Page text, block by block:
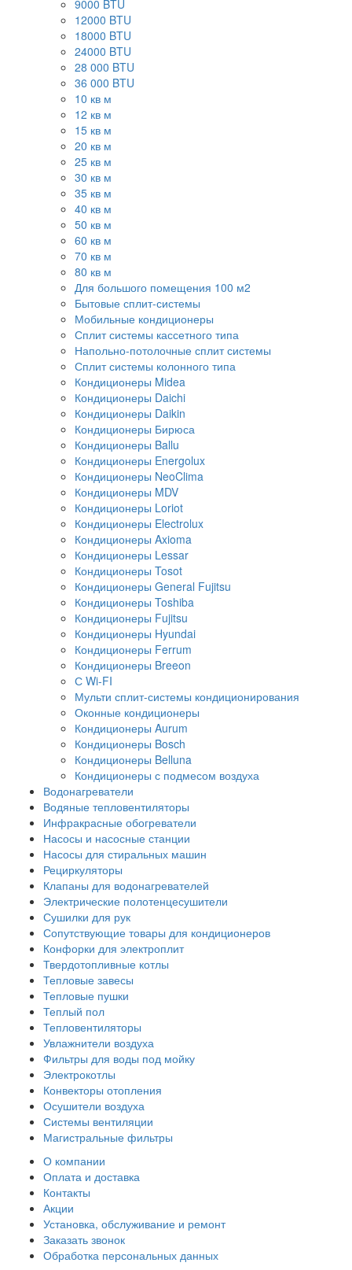
9000 BTU
12000 BTU
18000 BTU
24000 BTU
28 000 BTU
36 000 BTU
10 кв м
12 кв м
15 кв м
20 кв м
25 кв м
30 кв м
35 кв м
40 кв м
50 кв м
60 кв м
70 кв м
80 кв м
Для большого помещения 100 м2
Бытовые сплит-системы
Мобильные кондиционеры
Сплит системы кассетного типа
Напольно-потолочные сплит системы
Сплит системы колонного типа
Кондиционеры Midea
Кондиционеры Daichi
Кондиционеры Daikin
Кондиционеры Бирюса
Кондиционеры Ballu
Кондиционеры Energolux
Кондиционеры NeoClima
Кондиционеры MDV
Кондиционеры Loriot
Кондиционеры Electrolux
Кондиционеры Axioma
Кондиционеры Lessar
Кондиционеры Tosot
Кондиционеры General Fujitsu
Кондиционеры Toshiba
Кондиционеры Fujitsu
Кондиционеры Hyundai
Кондиционеры Ferrum
Кондиционеры Breeon
С Wi-FI
Мульти сплит-системы кондиционирования
Оконные кондиционеры
Кондиционеры Aurum
Кондиционеры Bosch
Кондиционеры Belluna
Кондиционеры с подмесом воздуха
Водонагреватели
Водяные тепловентиляторы
Инфракрасные обогреватели
Насосы и насосные станции
Насосы для стиральных машин
Рециркуляторы
Клапаны для водонагревателей
Электрические полотенцесушители
Сушилки для рук
Сопутствующие товары для кондиционеров
Конфорки для электроплит
Твердотопливные котлы
Тепловые завесы
Тепловые пушки
Теплый пол
Тепловентиляторы
Увлажнители воздуха
Фильтры для воды под мойку
Электрокотлы
Конвекторы отопления
Осушители воздуха
Системы вентиляции
Магистральные фильтры
О компании
Оплата и доставка
Контакты
Акции
Установка, обслуживание и ремонт
Заказать звонок
Обработка персональных данных